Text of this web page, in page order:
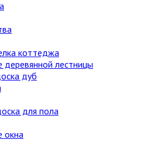
коттеджа
лестницы
дуб
для пола
окна